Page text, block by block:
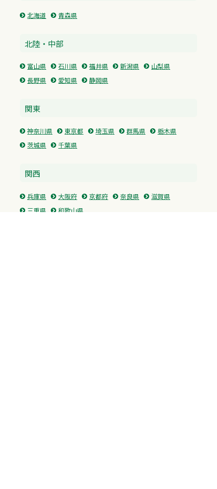
北海道 青森県
北陸・中部
富山県 石川県 福井県 新潟県
山梨県
長野県
愛知県 静岡県
関東
神奈川県 東京都 埼玉県 群馬県
栃木県
茨城県
千葉県
関西
兵庫県 大阪府 京都府 奈良県
滋賀県
三重県
和歌山県